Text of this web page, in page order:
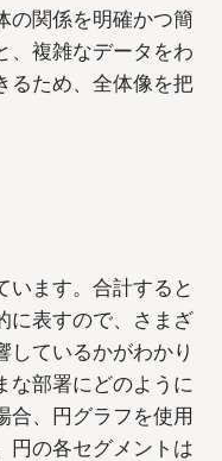
の関係を明確かつ簡
、複雑なデータをわ
るため、全体像を把
います。合計すると
に表すので、さまざ
しているかがわかり
な部署にどのように
合、円グラフを使用
円の各セグメントは